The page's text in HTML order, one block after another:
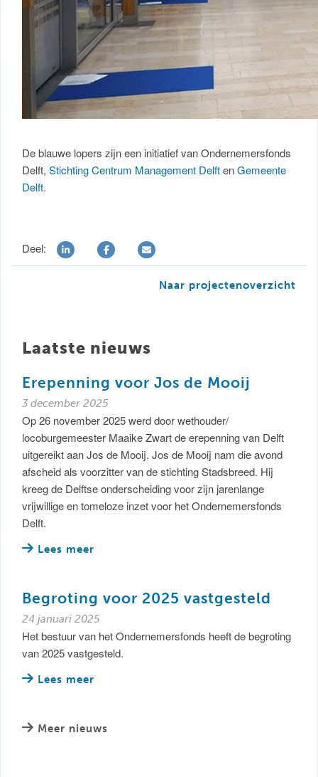
De blauwe lopers zijn een initiatief van Ondernemersfonds
Delft, Stichting Centrum Management DelftenGemeente
Delft.
Deel:
Naar projectenoverzicht
Laatste nieuws
Erepenning voor Jos de Mooij
3 december 2025
Op 26 november 2025 werd door wethouder/
locoburgemeester Maaike Zwart de erepenning van Delft
uitgereikt aan Jos de Mooij. Jos de Mooij nam die avond
afscheid als voorzitter van de stichting Stadsbreed. Hij
kreeg de Delftse onderscheiding voor zijn jarenlange
vrijwillige en tomeloze inzet voor het Ondernemersfonds
Delft.
Lees meer
Begroting voor 2025 vastgesteld
24 januari 2025
Het bestuur van het Ondernemersfonds heeft de begroting
van 2025 vastgesteld.
Lees meer
Meer nieuws